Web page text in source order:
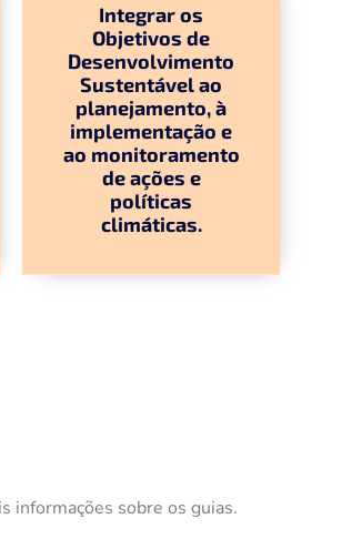
Integrar os
Objetivos de
Desenvolvimento
Sustentável ao
planejamento, à
implementação e
ao monitoramento
de ações e
políticas
climáticas.
informações sobre os guias.